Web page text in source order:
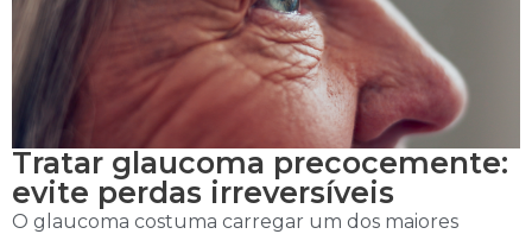
Tratar glaucoma precocemente:
evite perdas irreversíveis
O glaucoma costuma carregar um dos maiores